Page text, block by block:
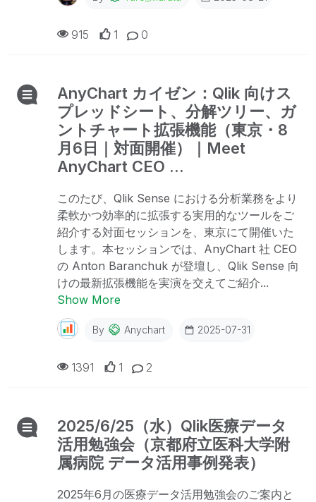
0
1
915
AnyChart カイゼン：Qlik 向けス
プレッドシート、分解ツリー、ガ
ントチャート拡張機能（東京・8
月6日｜対面開催）｜Meet
AnyChart CEO ...
このたび、Qlik Sense における分析業務をより
柔軟かつ効率的に拡張する実用的なツールをご
紹介する対面セッションを、東京にて開催いた
します。本セッションでは、AnyChart 社 CEO
の Anton Baranchuk が登壇し、Qlik Sense 向
けの最新拡張機能を実演を交えてご紹介...
Show More
By Anychart 2025-07-31
2
1
1391
2025/6/25（水）Qlik医療データ
活用勉強会（京都府立医科大学附
属病院 データ活用事例発表）
2025年6月の医療データ活用勉強会のご案内と